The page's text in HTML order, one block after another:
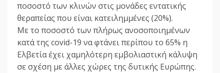
ποσοστό των κλινών στις μονάδες εντατικής
θεραπείας που είναι κατειλημμένες (20%).
Με το ποσοστό των πλήρως ανοσοποιημένων
κατά της covid-19 να φτάνει περίπου το 65% η
Ελβετία έχει χαμηλότερη εμβολιαστική κάλυψη
σε σχέση με άλλες χώρες της δυτικής Ευρώπης.